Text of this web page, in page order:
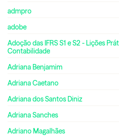
admpro
adobe
Adoção das IFRS S1 e S2 - Lições
Contabilidade
Adriana Benjamim
Adriana Caetano
Adriana dos Santos Diniz
Adriana Sanches
Adriano Magalhães